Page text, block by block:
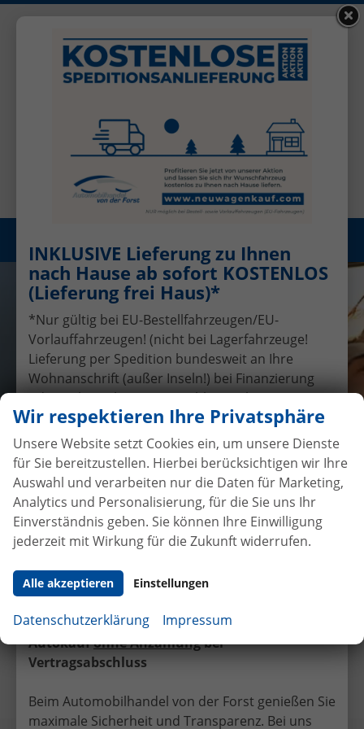
Öffnungszeiten: Mo - Fr 08.00 - 17.00
Registrieren
Übergabe eines EU-
Neufahrzeuges Skoda Octavia
Combi
15.4.2016 •
Vorheriger Eintrag
Wir respektieren Ihre Privatsphäre
Unsere Website setzt Cookies ein, um unsere Dienste
für Sie bereitzustellen. Hierbei berücksichtigen wir Ihre
Auswahl und verarbeiten nur die Daten für Marketing,
Analytics und Personalisierung, für die Sie uns Ihr
Einverständnis geben. Sie können Ihre Einwilligung
jederzeit mit Wirkung für die Zukunft widerrufen.
Alle akzeptieren Einstellungen
Datenschutzerklärung Impressum
INKLUSIVE Lieferung zu Ihnen
nach Hause ab sofort KOSTENLOS
(Lieferung frei Haus)*
*Nur gültig bei EU-Bestellfahrzeugen/EU-
Vorlauffahrzeugen! (nicht bei Lagerfahrzeuge!
Lieferung per Spedition bundesweit an Ihre
Wohnanschrift (außer Inseln!) bei Finanzierung
oder Gebrauchtwagen-Inzahlungnahme,
Auslieferung nur am Hauptsitz in Selfkant-
Tüddern
möglich.
Autokaufohne Anzahlungbei
Vertragsabschluss
Beim Automobilhandel von der Forst genießen Sie
maximale Sicherheit und Transparenz. Bei uns